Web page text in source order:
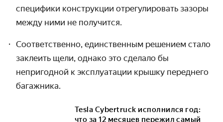
специфики конструкции отрегулировать зазоры
между ними не получится.
Соответственно, единственным решением стало
заклеить щели, однако это сделало бы
непригодной к эксплуатации крышку переднего
багажника.
Tesla Cybertruck исполнился год:
что за 12 месяцев пережил самый